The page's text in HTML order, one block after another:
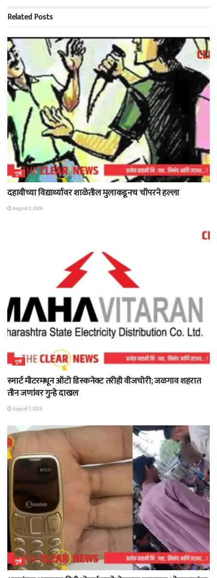
RelatedPosts
गुन्हे
दहावीच्या विद्यार्थ्यावर शाळेतील मुलाकडूनच चॉपरने हल्ला
August 8, 2026
गुन्हे
स्मार्ट मीटरमधून ऑटो डिस्कनेक्ट तरीही वीजचोरी; जळगाव शहरात
तीन जणांवर गुन्हे दाखल
August 7, 2026
गुन्हे